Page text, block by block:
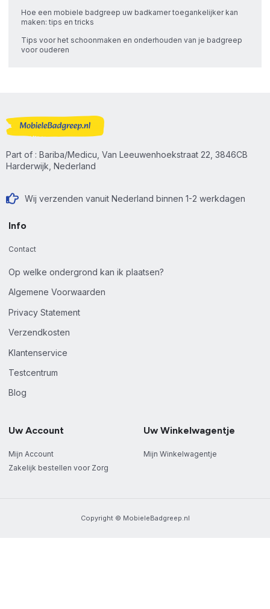
Hoe een mobiele badgreep uw badkamer toegankelijker kan
maken: tips en tricks
Tips voor het schoonmaken en onderhouden van je badgreep
voor ouderen
Part of : Bariba/Medicu, Van Leeuwenhoekstraat 22, 3846CB
Harderwijk, Nederland
Wij verzenden vanuit Nederland binnen 1-2 werkdagen
Info
Contact
Op welke ondergrond kan ik plaatsen?
Algemene Voorwaarden
Privacy Statement
Verzendkosten
Klantenservice
Testcentrum
Blog
Uw Account
Mijn Account
Zakelijk bestellen voor Zorg
Uw Winkelwagentje
Mijn Winkelwagentje
Copyright © MobieleBadgreep.nl